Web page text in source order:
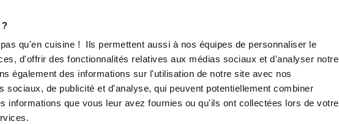
?
qu'en cuisine ! Ils permettent aussi à nos équipes de personnaliser le
d'offrir des fonctionnalités relatives aux médias sociaux et d'analyser notre
également des informations sur l'utilisation de notre site avec nos
sociaux, de publicité et d'analyse, qui peuvent potentiellement combiner
informations que vous leur avez fournies ou qu'ils ont collectées lors de votre
Francoise Abbouize